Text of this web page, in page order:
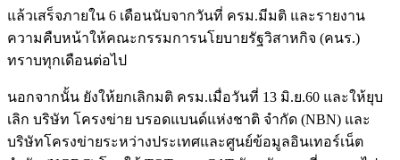
แล้วเสร็จภายใน 6 เดือนนับจากวันที่ ครม.มีมติ และรายงาน
ความคืบหน้าให้คณะกรรมการนโยบายรัฐวิสาหกิจ (คนร.)
ทราบทุกเดือนต่อไป
นอกจากนั้น ยังให้ยกเลิกมติ ครม.เมื่อวันที่ 13 มิ.ย.60 และให้ยุบ
เลิก บริษัท โครงข่าย บรอดแบนด์แห่งชาติ จำกัด (NBN) และ
บริษัทโครงข่ายระหว่างประเทศและศูนย์ข้อมูลอินเทอร์เน็ต